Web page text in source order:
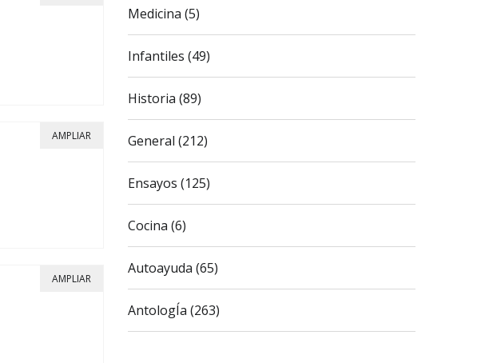
AMPLIAR
AMPLIAR
Medicina (5)
Infantiles (49)
Historia (89)
General (212)
Ensayos (125)
Cocina (6)
Autoayuda (65)
AntologÍa (263)